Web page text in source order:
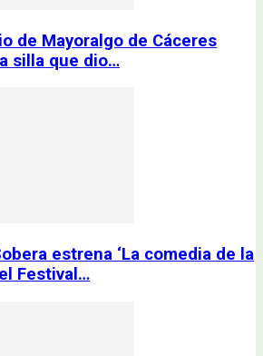
de Mayoralgo de Cáceres
silla que dio…
estrena ‘La comedia de la
Festival…